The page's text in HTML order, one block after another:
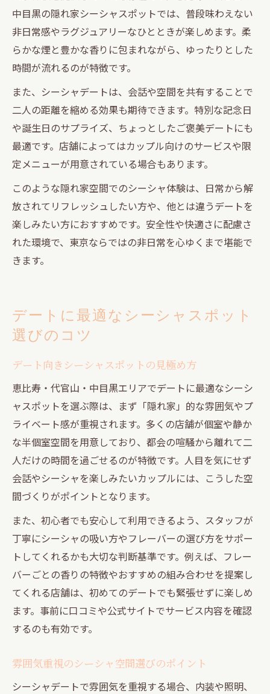
中目黒の隠れ家シーシャスポットでは、普段味わえない
非日常感やラグジュアリーなひとときが楽しめます。柔
らかな煙と豊かな香りに包まれながら、ゆったりとした
時間が流れるのが特徴です。
また、シーシャデートは、会話や空間を共有することで
二人の距離を縮める効果も期待できます。特別な記念日
や誕生日のサプライズ、ちょっとしたご褒美デートにも
最適です。店舗によってはカップル向けのサービスや限
定メニューが用意されている場合もあります。
このような隠れ家空間でのシーシャ体験は、日常から解
放されてリフレッシュしたい方や、他とは違うデートを
楽しみたい方におすすめです。安全性や快適さに配慮さ
れた環境で、東京ならではの非日常を心ゆくまで堪能で
きます。
デートに最適なシーシャスポット
選びのコツ
デート向きシーシャスポットの見極め方
恵比寿・代官山・中目黒エリアでデートに最適なシーシ
ャスポットを選ぶ際は、まず「隠れ家」的な雰囲気やプ
ライベート感が重視されます。多くの店舗が個室や静か
な半個室空間を用意しており、都会の喧騒から離れて二
人だけの時間を過ごせるのが特徴です。人目を気にせず
会話やシーシャを楽しみたいカップルには、こうした空
間づくりがポイントとなります。
また、初心者でも安心して利用できるよう、スタッフが
丁寧にシーシャの吸い方やフレーバーの選び方をサポー
トしてくれるかも大切な判断基準です。例えば、フレー
バーごとの香りの特徴やおすすめの組み合わせを提案し
てくれる店舗は、初めてのデートでも緊張せずに楽しめ
ます。事前に口コミや公式サイトでサービス内容を確認
するのも有効です。
雰囲気重視のシーシャ空間選びのポイント
シーシャデートで雰囲気を重視する場合、内装や照明、